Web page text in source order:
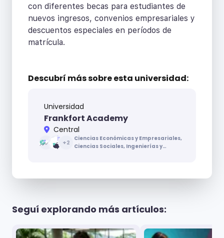
con diferentes becas para estudiantes de
nuevos ingresos, convenios empresariales y
descuentos especiales en períodos de
matrícula.
Descubrí más sobreesta universidad:
Universidad
Frankfort Academy
Central
+2
Ciencias Económicas y Empresariales,
Ciencias Sociales, Ingenierías y
Seguí explorando más artículos: